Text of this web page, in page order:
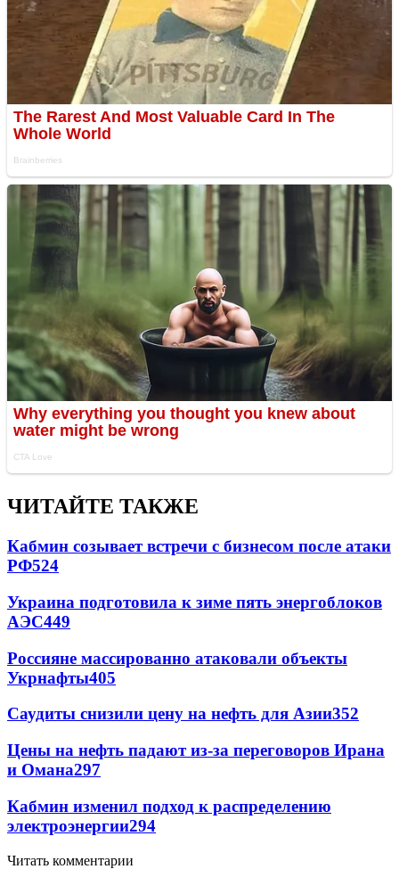
ЧИТАЙТЕ ТАКЖЕ
Кабмин созывает встречи с бизнесом после атаки
РФ524
Украина подготовила к зиме пять энергоблоков
АЭС449
Россияне массированно атаковали объекты
Укрнафты405
Саудиты снизили цену на нефть для Азии352
Цены на нефть падают из-за переговоров Ирана
и Омана297
Кабмин изменил подход к распределению
электроэнергии294
Читать комментарии